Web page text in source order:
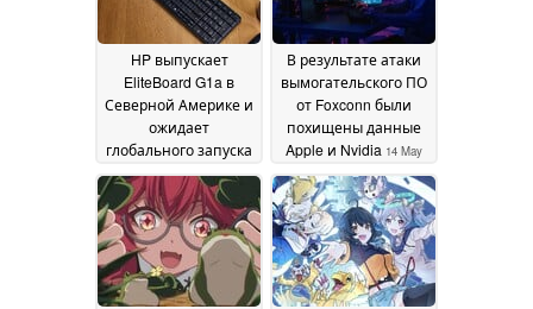
HP выпускает
EliteBoard G1a в
Северной Америке и
ожидает
глобального запуска
14 May 2026
В результате атаки
вымогательского ПО
от Foxconn были
похищены данные
Apple и Nvidia 14 May
2026